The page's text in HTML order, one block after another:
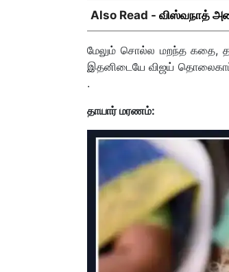
Also Read - விஸ்வநாத்
மேலும் சொல்ல மறந்த கதை,
இதனிடையே விஜய்
.
தாயார் மரணம்: